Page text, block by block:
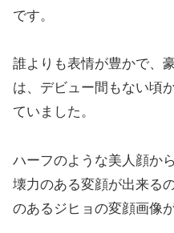
です。
誰よりも表情が豊かで、
は、デビュー間もない頃
ていました。
ハーフのような美人顔か
壊力のある変顔が出来る
のあるジヒョの変顔画像